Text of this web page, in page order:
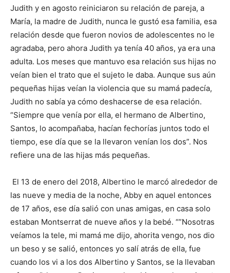
Judith y en agosto reiniciaron su relación de pareja, a
María, la madre de Judith, nunca le gustó esa familia, esa
relación desde que fueron novios de adolescentes no le
agradaba, pero ahora Judith ya tenía 40 años, ya era una
adulta. Los meses que mantuvo esa relación sus hijas no
veían bien el trato que el sujeto le daba. Aunque sus aún
pequeñas hijas veían la violencia que su mamá padecía,
Judith no sabía ya cómo deshacerse de esa relación.
“Siempre que venía por ella, el hermano de Albertino,
Santos, lo acompañaba, hacían fechorías juntos todo el
tiempo, ese día que se la llevaron venían los dos”. Nos
refiere una de las hijas más pequeñas.
El 13 de enero del 2018, Albertino le marcó alrededor de
las nueve y media de la noche, Abby en aquel entonces
de 17 años, ese día salió con unas amigas, en casa solo
estaban Montserrat de nueve años y la bebé. “”Nosotras
veíamos la tele, mi mamá me dijo, ahorita vengo, nos dio
un beso y se salió, entonces yo salí atrás de ella, fue
cuando los vi a los dos Albertino y Santos, se la llevaban